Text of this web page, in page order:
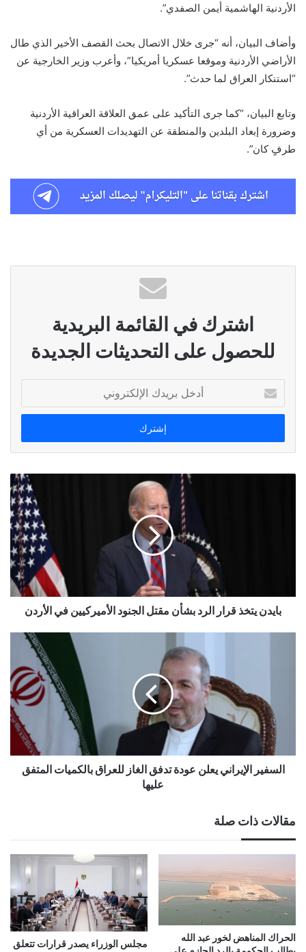
الأردنية الهاشمية أيمن الصفدي”.
وأضاف البيان، أنه “جرى خلال الاتصال بحث القصف الأخير الذي طال
الأراضي الأردنية وموقعا عسكريا أمريكيا”، وأعرب وزير الخارجية عن
“استنكار العراق لما حدث”.
وتابع البيان، “كما جرى التأكيد على عمق العلاقة العراقية الأردنية
وضرورة إبعاد البلدين والمنطقة عن التهديدات العسكرية من أي
طرفٍ كان”.
اشترك في القائمة البريدية
للحصول على التحديثات الجديدة
بريدك
الإلكتروني
بايدن يتخذ قرار الرد بشأن مقتل الجنود الأميركيين في الأردن
السفير الإيراني يعلن عودة تدفق الغاز للعراق بالكميات المتفق
عليها
مقالات ذات صلة
الحراك المناهض لخور عبد الله
مجلس الوزراء يصدر قرارات تتعلق